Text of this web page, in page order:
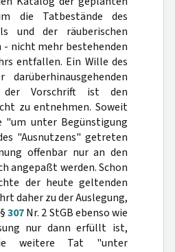
die Tatbestände des
und der räuberischen
- nicht mehr bestehenden
entfallen. Ein Wille des
der Vorschrift ist den
zu entnehmen. Soweit
"um unter Begünstigung
"Ausnutzens" getreten
offenbar nur an den
angepaßt werden. Schon
der heute geltenden
daher zu der Auslegung,
307Nr. 2 StGB ebenso wie
nur dann erfüllt ist,
weitere Tat "unter